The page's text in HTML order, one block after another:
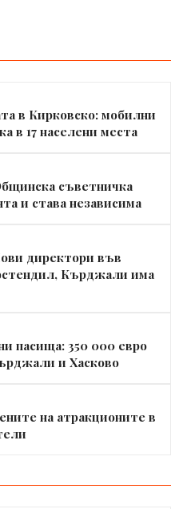
в Кирковско: мобилни
в 17 населени места
съветничка
и става независима
директори във
Кърджали има
пасища: 350 000 евро
и Хасково
на атракционите в